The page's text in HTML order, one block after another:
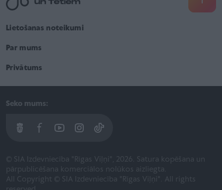
Lietošanas noteikumi
Par mums
Privātums
Seko mums:
© SIA Izdevniecība "Rīgas Viļņi", 2026. Satura kopēšana un
pārpublicēšana komerciālos nolūkos aizliegta.
All Copyright © SIA Izdevniecība "Rīgas Viļņi". All rights